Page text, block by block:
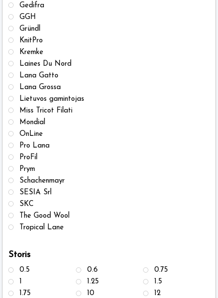
Gedifra
GGH
Gründl
KnitPro
Kremke
Laines Du Nord
Lana Gatto
Lana Grossa
Lietuvos gamintojas
Miss Tricot Filati
Mondial
OnLine
Pro Lana
ProFil
Prym
Schachenmayr
SESIA Srl
SKC
The Good Wool
Tropical Lane
Storis
0.5 0.6
0.75
1
1.25
1.5
1.75
10
12